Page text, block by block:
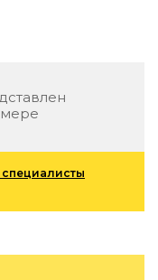
по вашему
специалисты